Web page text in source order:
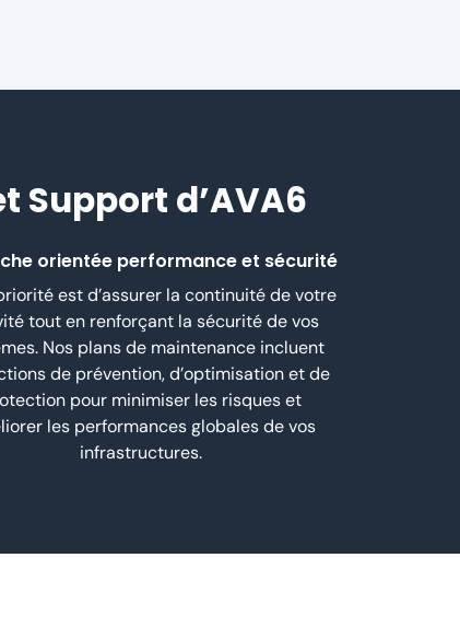
Support d’AVA6
orientée performance et sécurité
est d’assurer la continuité de votre
tout en renforçant la sécurité de vos
Nos plans de maintenance incluent
de prévention, d’optimisation et de
pour minimiser les risques et
les performances globales de vos
infrastructures.